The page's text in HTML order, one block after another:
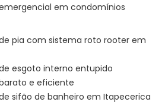
em condomínios
pia com sistema roto rooter em
esgoto interno entupido
e eficiente
sifão de banheiro em Itapecerica